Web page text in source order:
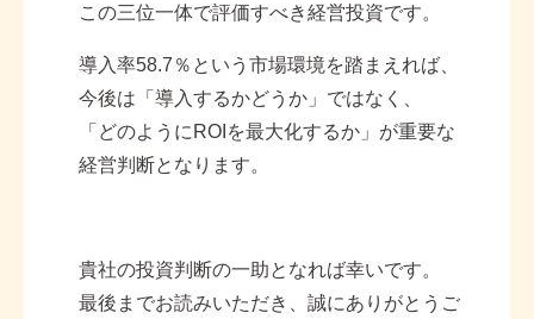
この三位一体で評価すべき経営投資です。
導入率58.7 ％という市場環境を踏まえれば、
今後は「導入するかどうか」ではなく、
「どのように ROI を最大化するか」が重要な
経営判断となります。
貴社の投資判断の一助となれば幸いです。
最後までお読みいただき、誠にありがとうご